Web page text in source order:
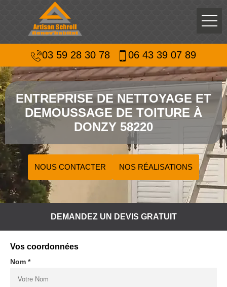
03 59 28 30 78 06 43 39 07 89
ENTREPRISE DE NETTOYAGE ET
DEMOUSSAGE DE TOITURE À
DONZY 58220
NOUS CONTACTER NOS RÉALISATIONS
DEMANDEZ UN DEVIS GRATUIT
Vos coordonnées
Nom *